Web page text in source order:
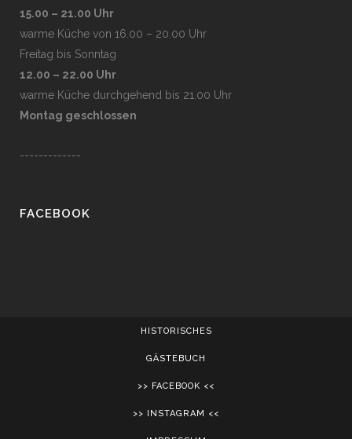
15.00 – 21.00 Uhr
warme Küche von 16.00 – 20.00 Uhr
Freitag bis Sonntag
12.00 – 22.00 Uhr
warme Küche durchgehend bis 21.00 Uhr
Montag geschlossen
-------------
FACEBOOK
HISTORISCHES
GÄSTEBUCH
>> FACEBOOK <<
>> INSTAGRAM <<